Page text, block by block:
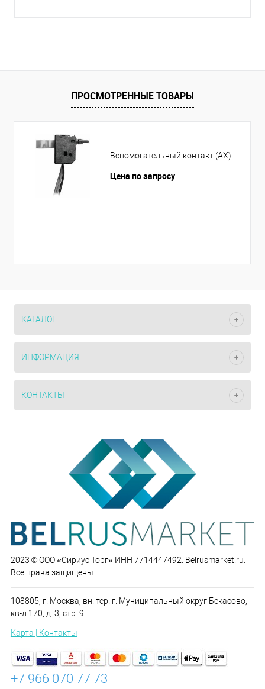
ПРОСМОТРЕННЫЕ ТОВАРЫ
Вспомогательный контакт (AX)
Цена по запросу
КАТАЛОГ
ИНФОРМАЦИЯ
КОНТАКТЫ
2023 © ООО «Сириус Торг» ИНН 7714447492. Belrusmarket.ru.
Все права защищены.
108805, г. Москва, вн. тер. г. Муниципальный округ Бекасово,
кв-л 170, д. 3, стр. 9
Карта | Контакты
+7 966 070 77 73